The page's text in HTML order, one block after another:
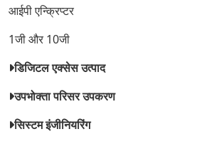
आईपी ​​एन्क्रिप्टर
1जी और 10जी
डिजिटल एक्सेस उत्पाद
उपभोक्ता परिसर उपकरण
सिस्टम इंजीनियरिंग